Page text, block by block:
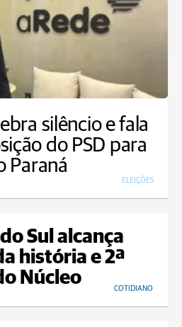
silêncio e fala
do PSD para
Paraná
ELEIÇÕES
Sul alcança
história e 2ª
Núcleo
COTIDIANO